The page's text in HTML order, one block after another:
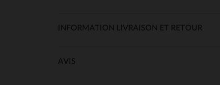
INFORMATION LIVRAISON ET RETOUR
AVIS